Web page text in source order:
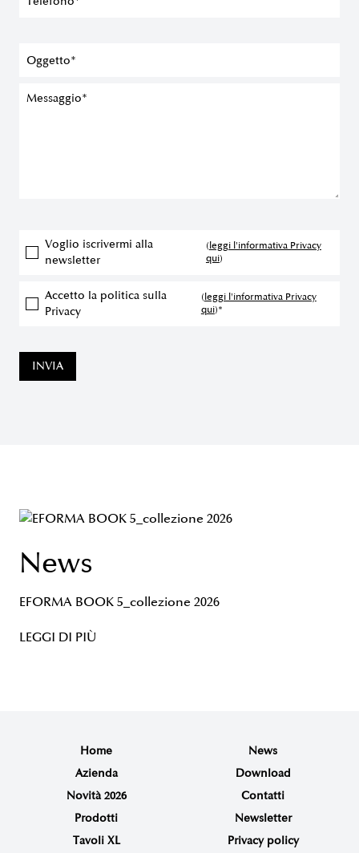
Voglio iscrivermi alla
newsletter
(leggi l'informativa Privacy
qui)
Accetto la politica sulla
Privacy
(leggi l'informativa Privacy
qui)*
INVIA
News
EFORMA BOOK 5_collezione 2026
LEGGI DI PIÙ
Home
Azienda
Novità 2026
Prodotti
Tavoli XL
News
Download
Contatti
Newsletter
Privacy policy